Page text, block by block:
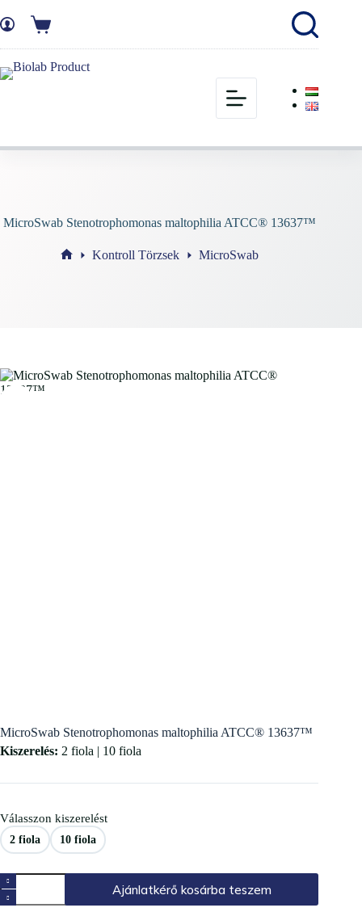
MicroSwab Stenotrophomonas maltophilia ATCC® 13637™
Kontroll Törzsek MicroSwab
MicroSwab Stenotrophomonas maltophilia ATCC® 13637™
Kiszerelés: 2 fiola | 10 fiola
Válasszon kiszerelést
2 fiola 10 fiola
Ajánlatkérő kosárba teszem